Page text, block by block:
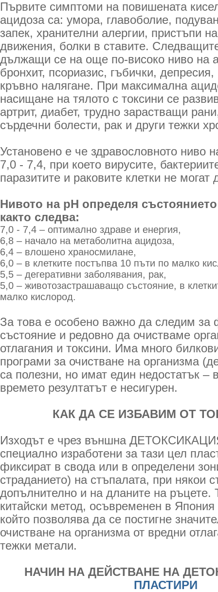
Първите симптоми на повишената
ацидоза са: умора, главоболие,
запек, хранителни алергии, пристъпи
движения, болки в ставите.
дължащи се на още по-високо ниво на
бронхит, псориазис, гъбички,
кръвно налягане. При максимална
насищане на тялото с токсини се
артрит, диабет, трудно зарастващи
сърдечни болести, рак и други тежки
Установено е че здравословното ниво
7,0 - 7,4, при което вирусите,
паразитите и раковите клетки не могат
Нивото на рН определя
както следва:
7,0 - 7,4 – оптимално здраве и енергия,
6,8 – начало на метаболитна ацидоза,
6,4 – влошено храносмилане,
6,0 – в клетките постъпва 10 пъти по малко
5,5 – дегеративни заболявания, рак,
5,0 – животозастрашаващо състояние, в
малко кислород.
За това е особено важно да следим за
състояние и редовно да очистваме
отлагания и токсини. Има много
програми за очистване на организма
са полезни, но имат един недостатък –
времето резултатът е несигурен.
КАК ДА СЕ ИЗБАВИМ ОТ
Изходът е чрез външна
специално изработени за тази цел
фиксират в свода или в определени
страданието) на стъпалата, при някои
допълнително и на дланите на ръцете.
китайски метод, осъвременен в
който позволява да се постигне
очистване на организма от вредни
тежки метали.
НАЧИН НА ДЕЙСТВАНЕ НА
ПЛАСТИРИ